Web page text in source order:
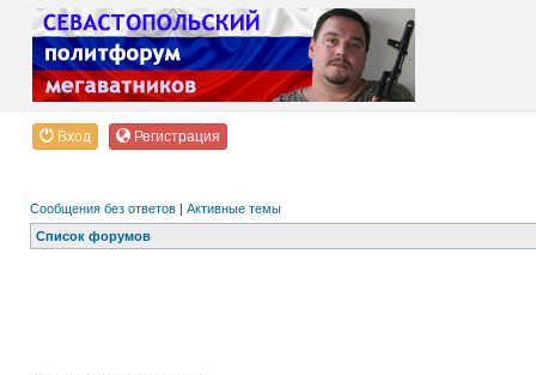
Вход Регистрация
Сообщения без ответов | Активные темы
Список форумов